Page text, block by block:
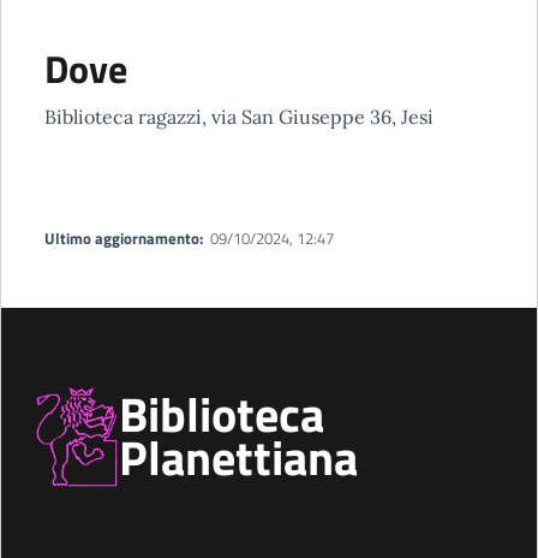
Dove
Biblioteca ragazzi, via San Giuseppe 36, Jesi
Ultimo aggiornamento: 09/10/2024, 12:47
Biblioteca
Planettiana